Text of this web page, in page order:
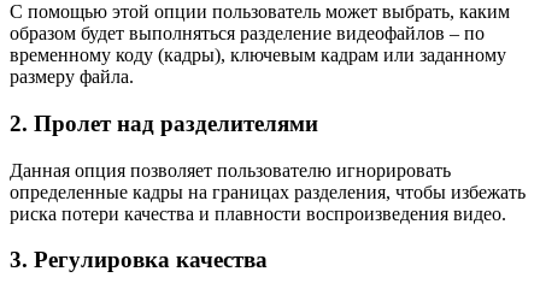
С помощью этой опции пользователь может выбрать, каким
образом будет выполняться разделение видеофайлов – по
временному коду (кадры), ключевым кадрам или заданному
размеру файла.
2. Пролет над разделителями
Данная опция позволяет пользователю игнорировать
определенные кадры на границах разделения, чтобы избежать
риска потери качества и плавности воспроизведения видео.
3. Регулировка качества